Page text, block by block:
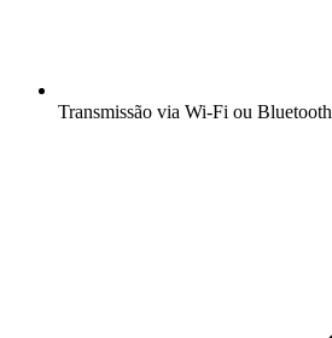
Transmissão via Wi-Fi ou Bluetooth